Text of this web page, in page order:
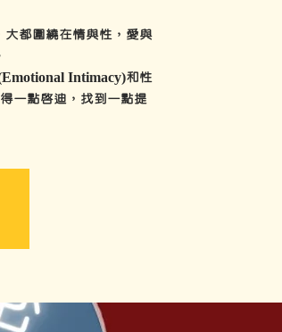
都圍繞在情與性，愛與
Intimacy)和性
一點啟迪，找到一點提